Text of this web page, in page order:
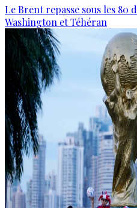
Le Brent repasse sous les 80
Washington et Téhéran